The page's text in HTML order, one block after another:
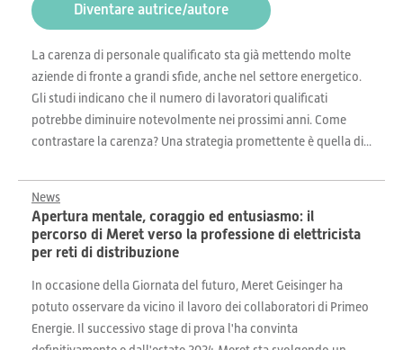
Diventare autrice/autore
La carenza di personale qualificato sta già mettendo molte
aziende di fronte a grandi sfide, anche nel settore energetico.
Gli studi indicano che il numero di lavoratori qualificati
potrebbe diminuire notevolmente nei prossimi anni. Come
contrastare la carenza? Una strategia promettente è quella di...
News
Apertura mentale, coraggio ed entusiasmo: il
percorso di Meret verso la professione di elettricista
per reti di distribuzione
In occasione della Giornata del futuro, Meret Geisinger ha
potuto osservare da vicino il lavoro dei collaboratori di Primeo
Energie. Il successivo stage di prova l'ha convinta